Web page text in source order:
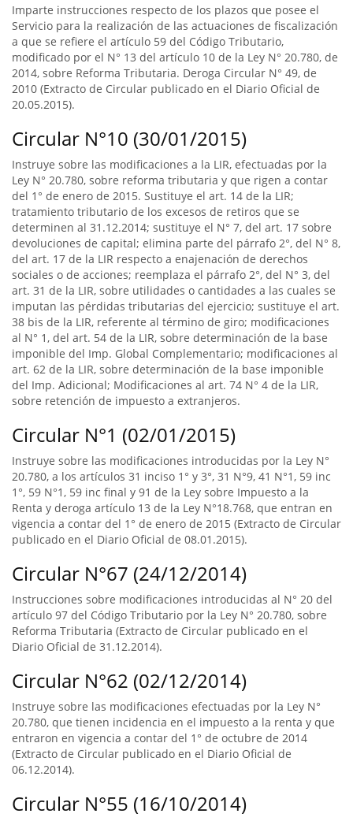
Imparte instrucciones respecto de los plazos que posee el
Servicio para la realización de las actuaciones de fiscalización
a que se refiere el artículo 59 del Código Tributario,
modificado por el N° 13 del artículo 10 de la Ley N° 20.780, de
2014, sobre Reforma Tributaria. Deroga Circular N° 49, de
2010 (Extracto de Circular publicado en el Diario Oficial de
20.05.2015).
Circular N°10 (30/01/2015)
Instruye sobre las modificaciones a la LIR, efectuadas por la
Ley N° 20.780, sobre reforma tributaria y que rigen a contar
del 1° de enero de 2015. Sustituye el art. 14 de la LIR;
tratamiento tributario de los excesos de retiros que se
determinen al 31.12.2014; sustituye el N° 7, del art. 17 sobre
devoluciones de capital; elimina parte del párrafo 2°, del N° 8,
del art. 17 de la LIR respecto a enajenación de derechos
sociales o de acciones; reemplaza el párrafo 2°, del N° 3, del
art. 31 de la LIR, sobre utilidades o cantidades a las cuales se
imputan las pérdidas tributarias del ejercicio; sustituye el art.
38 bis de la LIR, referente al término de giro; modificaciones
al N° 1, del art. 54 de la LIR, sobre determinación de la base
imponible del Imp. Global Complementario; modificaciones al
art. 62 de la LIR, sobre determinación de la base imponible
del Imp. Adicional; Modificaciones al art. 74 N° 4 de la LIR,
sobre retención de impuesto a extranjeros.
Circular N°1 (02/01/2015)
Instruye sobre las modificaciones introducidas por la Ley N°
20.780, a los artículos 31 inciso 1° y 3°, 31 N°9, 41 N°1, 59 inc
1°, 59 N°1, 59 inc final y 91 de la Ley sobre Impuesto a la
Renta y deroga artículo 13 de la Ley N°18.768, que entran en
vigencia a contar del 1° de enero de 2015 (Extracto de Circular
publicado en el Diario Oficial de 08.01.2015).
Circular N°67 (24/12/2014)
Instrucciones sobre modificaciones introducidas al N° 20 del
artículo 97 del Código Tributario por la Ley N° 20.780, sobre
Reforma Tributaria (Extracto de Circular publicado en el
Diario Oficial de 31.12.2014).
Circular N°62 (02/12/2014)
Instruye sobre las modificaciones efectuadas por la Ley N°
20.780, que tienen incidencia en el impuesto a la renta y que
entraron en vigencia a contar del 1° de octubre de 2014
(Extracto de Circular publicado en el Diario Oficial de
06.12.2014).
Circular N°55 (16/10/2014)